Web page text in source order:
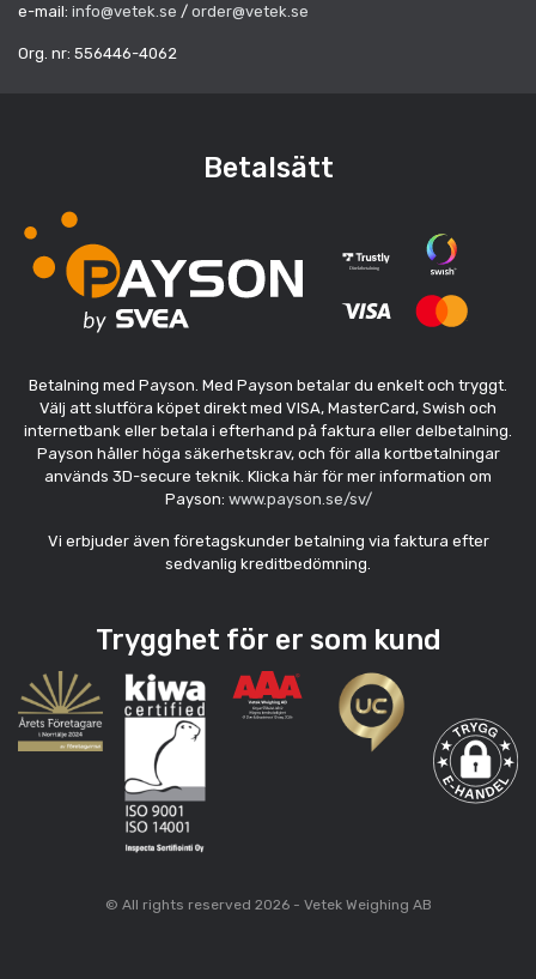
e-mail: info@vetek.se / order@vetek.se
Org. nr: 556446-4062
Betalsätt
Betalning med Payson. Med Payson betalar du enkelt och tryggt.
Välj att slutföra köpet direkt med VISA, MasterCard, Swish och
internetbank eller betala i efterhand på faktura eller delbetalning.
Payson håller höga säkerhetskrav, och för alla kortbetalningar
används 3D-secure teknik. Klicka här för mer information om
Payson: www.payson.se/sv/
Vi erbjuder även företagskunder betalning via faktura efter
sedvanlig kreditbedömning.
Trygghet för er som kund
© All rights reserved 2026 - Vetek Weighing AB